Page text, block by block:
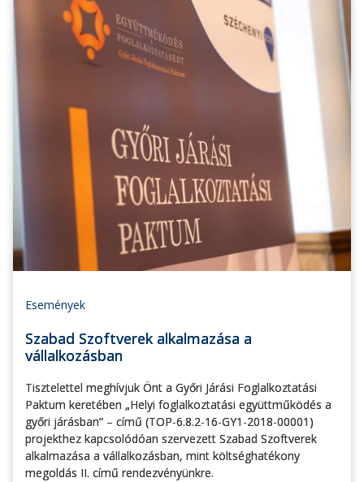
Események
Szabad Szoftverek alkalmazása a
vállalkozásban
Tisztelettel meghívjuk Önt a Győri Járási Foglalkoztatási
Paktum keretében „Helyi foglalkoztatási együttműködés a
győri járásban” – című (TOP-6.8.2-16-GY1-2018-00001)
projekthez kapcsolódóan szervezett Szabad Szoftverek
alkalmazása a vállalkozásban, mint költséghatékony
megoldás II. című rendezvényünkre.